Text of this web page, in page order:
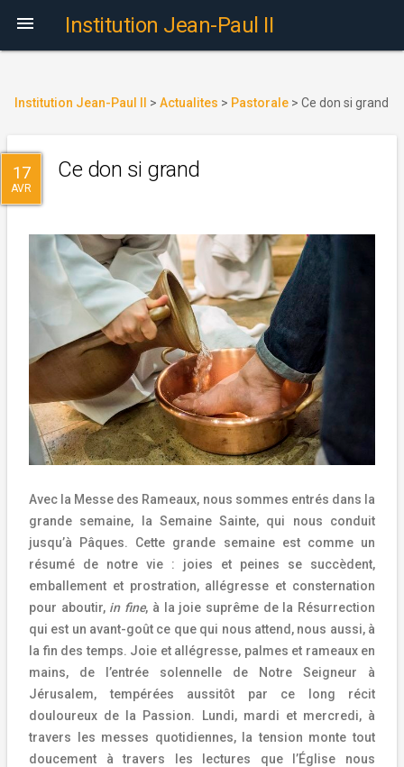
 Institution Jean-Paul II
Institution Jean-Paul II > Actualites > Pastorale > Ce don si grand
17
AVR
Ce don si grand
Avec la Messe des Rameaux, nous sommes entrés dans la
grande semaine, la Semaine Sainte, qui nous conduit
jusqu’à Pâques. Cette grande semaine est comme un
résumé de notre vie : joies et peines se succèdent,
emballement et prostration, allégresse et consternation
pour aboutir, in fine, à la joie suprême de la Résurrection
qui est un avant-goût ce que qui nous attend, nous aussi, à
la fin des temps. Joie et allégresse, palmes et rameaux en
mains, de l’entrée solennelle de Notre Seigneur à
Jérusalem, tempérées aussitôt par ce long récit
douloureux de la Passion. Lundi, mardi et mercredi, à
travers les messes quotidiennes, la tension monte tout
doucement à travers les lectures que l’Église nous